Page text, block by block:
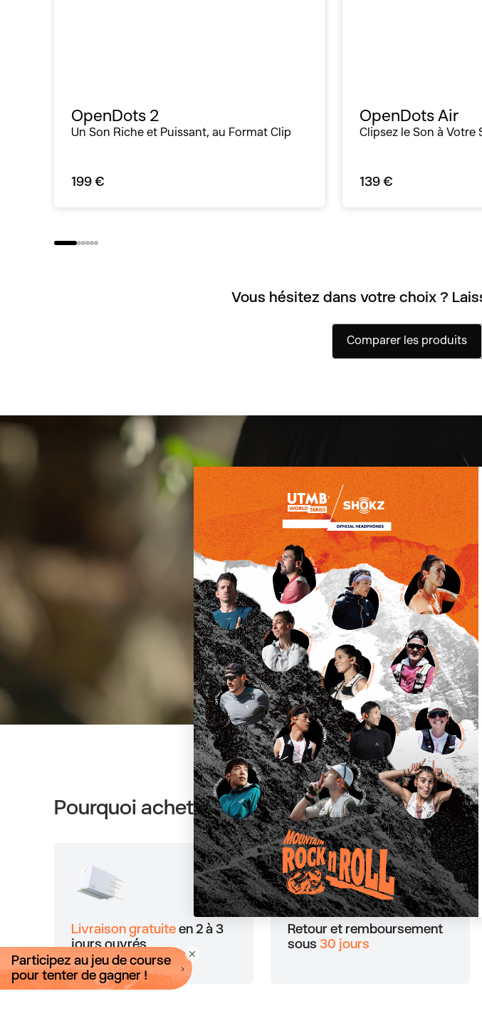
OpenDots 2
Un Son Riche et Puissant, au Format Clip
199 €
OpenDots Air
Clipsez le Son à Votre
139 €
Vous hésitez dans votre choix ?
Comparer les produits
Découvrez
casques à
En savoir plus
Comment Shokz rend cela
La technologie au service des
oreilles libres.
Pourquoi acheter sur Shokz.com
Livraison gratuite en 2 à 3
jours ouvrés
Retour et remboursement
sous 30 jours
Participez au jeu de course
pour tenter de gagner !